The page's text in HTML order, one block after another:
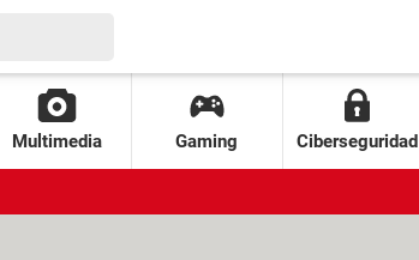
Multimedia Gaming Ciberseguridad